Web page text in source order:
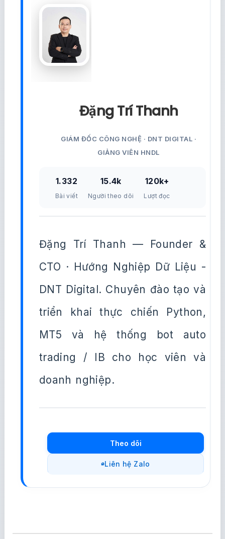
Đặng Trí Thanh
GIÁM ĐỐC CÔNG NGHỆ · DNT DIGITAL ·
GIẢNG VIÊN HNDL
1.332
Bài viết
15.4k
Người theo dõi
120k+
Lượt đọc
Đặng Trí Thanh — Founder &
CTO · Hướng Nghiệp Dữ Liệu -
DNT Digital. Chuyên đào tạo và
triển khai thực chiến Python,
MT5 và hệ thống bot auto
trading / IB cho học viên và
doanh nghiệp.
Theo dõi
Liên hệ Zalo